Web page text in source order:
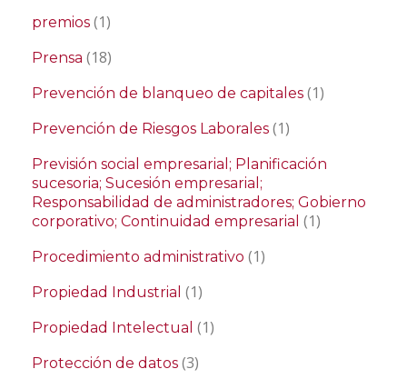
premios (1)
Prensa (18)
Prevención de blanqueo de capitales (1)
Prevención de Riesgos Laborales (1)
Previsión social empresarial; Planificación
sucesoria; Sucesión empresarial;
Responsabilidad de administradores; Gobierno
corporativo; Continuidad empresarial (1)
Procedimiento administrativo (1)
Propiedad Industrial (1)
Propiedad Intelectual (1)
Protección de datos (3)